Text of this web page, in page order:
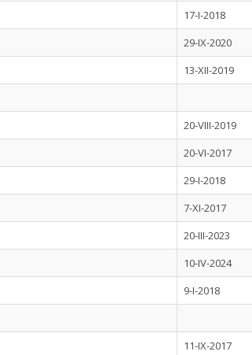
17-I-2018
29-IX-2020
13-XII-2019
20-VIII-2019
20-VI-2017
29-I-2018
7-XI-2017
20-III-2023
10-IV-2024
9-I-2018
11-IX-2017